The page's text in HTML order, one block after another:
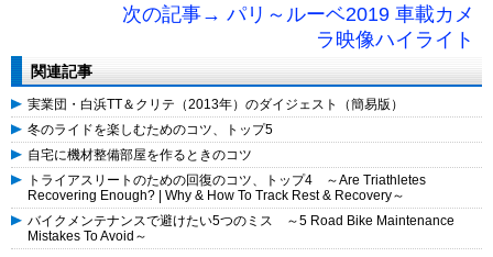
次の記事→ パリ～ルーベ2019 車載カメ
ラ映像ハイライト
関連記事
実業団・白浜TT＆クリテ（2013年）のダイジェスト（簡易版）
冬のライドを楽しむためのコツ、トップ5
自宅に機材整備部屋を作るときのコツ
トライアスリートのための回復のコツ、トップ4 ～Are Triathletes
Recovering Enough? | Why & How To Track Rest & Recovery～
バイクメンテナンスで避けたい5つのミス ～5 Road Bike Maintenance
Mistakes To Avoid～